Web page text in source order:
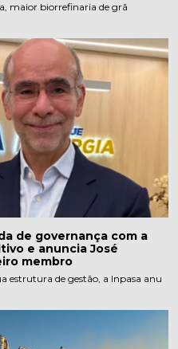
maior biorrefinaria de grã
de governança com a
e anuncia José
membro
estrutura de gestão, a Inpasa anu